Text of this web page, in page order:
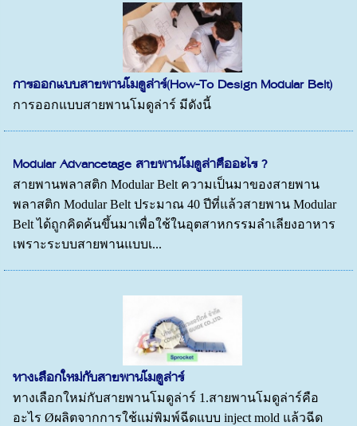
การออกแบบสายพานโมดูล่าร์(How-To Design Modular Belt)
การออกแบบสายพานโมดูล่าร์ มีดังนี้
Modular Advancetage สายพานโมดูล่าคืออะไร ?
สายพานพลาสติก Modular Belt ความเป็นมาของสายพาน
พลาสติก Modular Belt ประมาณ 40 ปีที่แล้วสายพาน Modular
Belt ได้ถูกคิดค้นขึ้นมาเพื่อใช้ในอุตสาหกรรมลำเลียงอาหาร
เพราะระบบสายพานแบบเ...
ทางเลือกใหม่กับสายพานโมดูล่าร์
ทางเลือกใหม่กับสายพานโมดูล่าร์ 1.สายพานโมดูล่าร์คือ
อะไร Øผลิตจากการใช้แม่พิมพ์ฉีดแบบ inject mold แล้วฉีด